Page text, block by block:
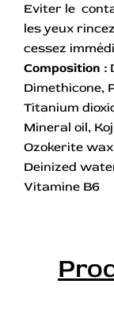
Eviter le
les yeux
cessez
Composition :
Dimethicone,
Titanium
Mineral oil,
Ozokerite
Deinized
Vitamine B6